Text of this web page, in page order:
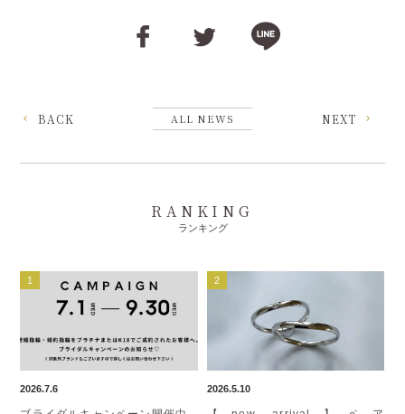
BACK ALL NEWS NEXT
RANKING
ランキング
2026.7.6 2026.5.10